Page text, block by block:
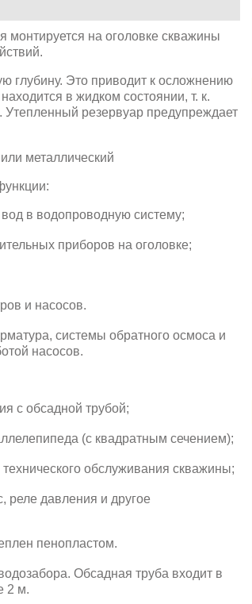
монтируется на оголовке скважины
глубину. Это приводит к осложнению
в жидком состоянии, т. к.
Утепленный резервуар предупреждает
в водопроводную систему;
приборов на оголовке;
и насосов.
системы обратного осмоса и
насосов.
с обсадной трубой;
(с квадратным сечением);
обслуживания скважины;
реле давления и другое
пенопластом.
Обсадная труба входит в
2 м.